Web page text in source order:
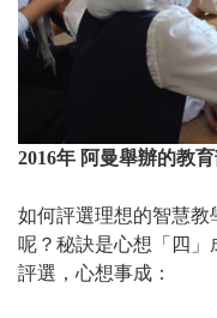
2016年 阿曼舉辦的教
如何評選理想的智慧
呢？秘訣是心想「四」
評選，心想事成：